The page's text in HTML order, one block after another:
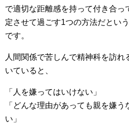
で適切な距離感を持って付き合っ
定させて過ごす1つの方法だとい
です。
人間関係で苦しんで精神科を訪れ
いていると、
「人を嫌ってはいけない」
「どんな理由があっても親を嫌
い」